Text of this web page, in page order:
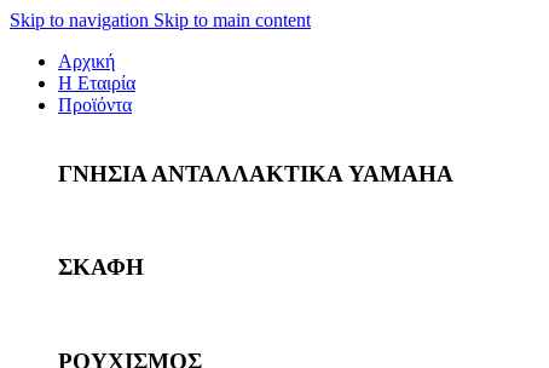
Skip to navigation Skip to main content
Αρχική
Η Εταιρία
Προϊόντα
ΓΝΗΣΙΑ ΑΝΤΑΛΛΑΚΤΙΚΑ YAMAHA
ΣΚΑΦΗ
ΡΟΥΧΙΣΜΟΣ